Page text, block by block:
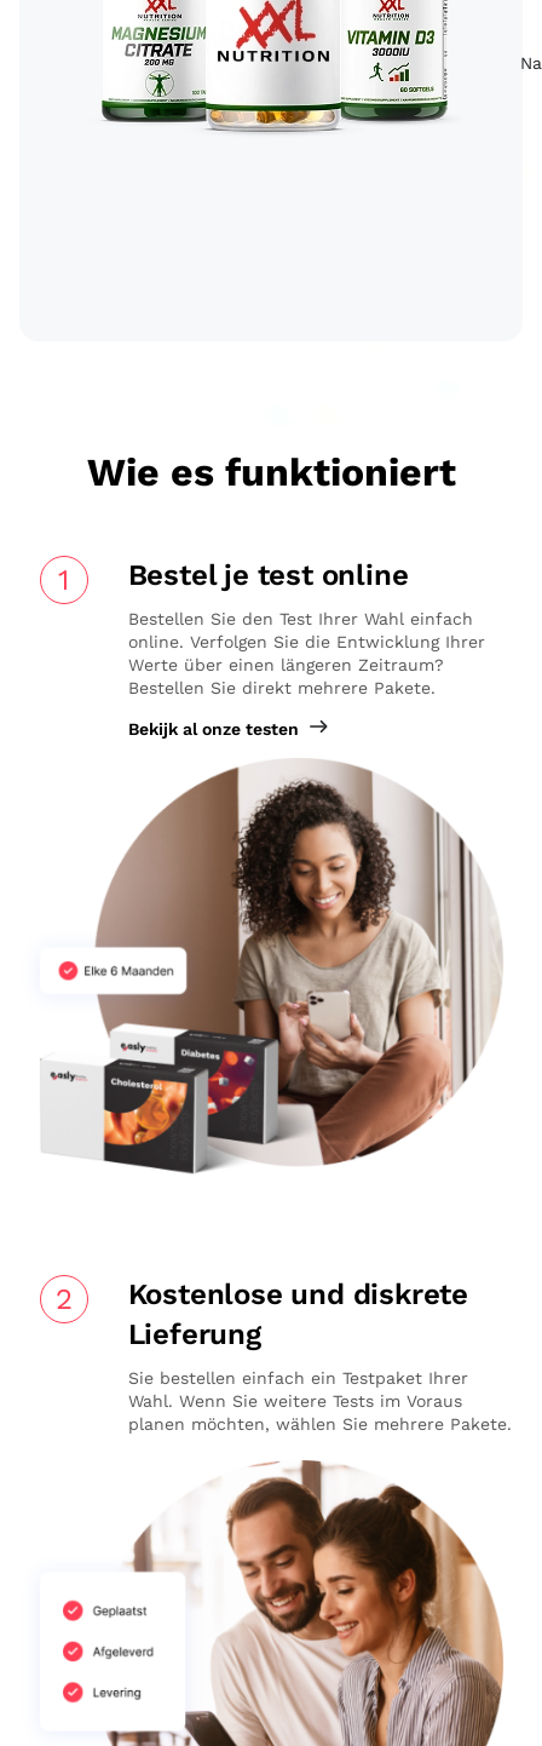
Wie es funktioniert
1 Bestel je test online
Bestellen Sie den Test Ihrer Wahl einfach
online. Verfolgen Sie die Entwicklung Ihrer
Werte über einen längeren Zeitraum?
Bestellen Sie direkt mehrere Pakete.
Bekijk al onze testen
2
Kostenlose und diskrete
Lieferung
Sie bestellen einfach ein Testpaket Ihrer
Wahl. Wenn Sie weitere Tests im Voraus
planen möchten, wählen Sie mehrere Pakete.